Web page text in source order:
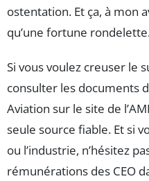
ostentation. Et ça, à mon
qu’une fortune
Si vous voulez creuser le
consulter les documents
Aviation sur le site de
seule source fiable. Et si
ou l’industrie, n’hésitez
rémunérations des CEO